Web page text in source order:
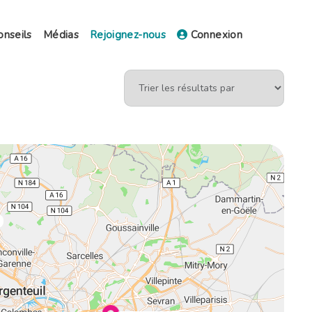
Médias Rejoignez-nous Connexion